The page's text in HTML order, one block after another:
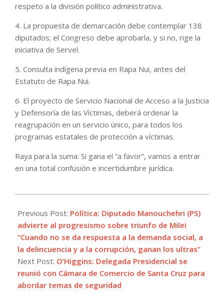
respeto a la división político administrativa.
4. La propuesta de demarcación debe contemplar 138
diputados; el Congreso debe aprobarla, y si no, rige la
iniciativa de Servel.
5. Consulta indígena previa en Rapa Nui, antes del
Estatuto de Rapa Nui.
6. El proyecto de Servicio Nacional de Acceso a la Justicia
y Defensoría de las Víctimas, deberá ordenar la
reagrupación en un servicio único, para todos los
programas estatales de protección a víctimas.
Raya para la suma: Si gana el “a favor”, vamos a entrar
en una total confusión e incertidumbre jurídica.
11-
21
Previous Post: Política: Diputado Manouchehri (PS)
advierte al progresismo sobre triunfo de Milei
“Cuando no se da respuesta a la demanda social, a
la delincuencia y a la corrupción, ganan los ultras”
Next Post: O’Higgins: Delegada Presidencial se
reunió con Cámara de Comercio de Santa Cruz para
abordar temas de seguridad